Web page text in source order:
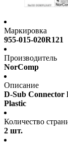
Маркировка
955-015-020R121
Производитель
NorComp
Описание
D-Sub Connector
Plastic
Количество
2 шт.